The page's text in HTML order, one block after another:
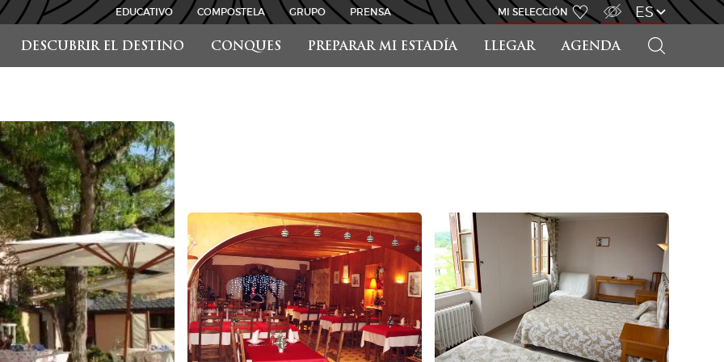
DESCUBRIR EL DESTINO CONQUES PREPARAR MI ESTADÍA LLEGAR AGENDA
EDUCATIVO COMPOSTELA GRUPO PRENSA MI SELECCIÓN ES